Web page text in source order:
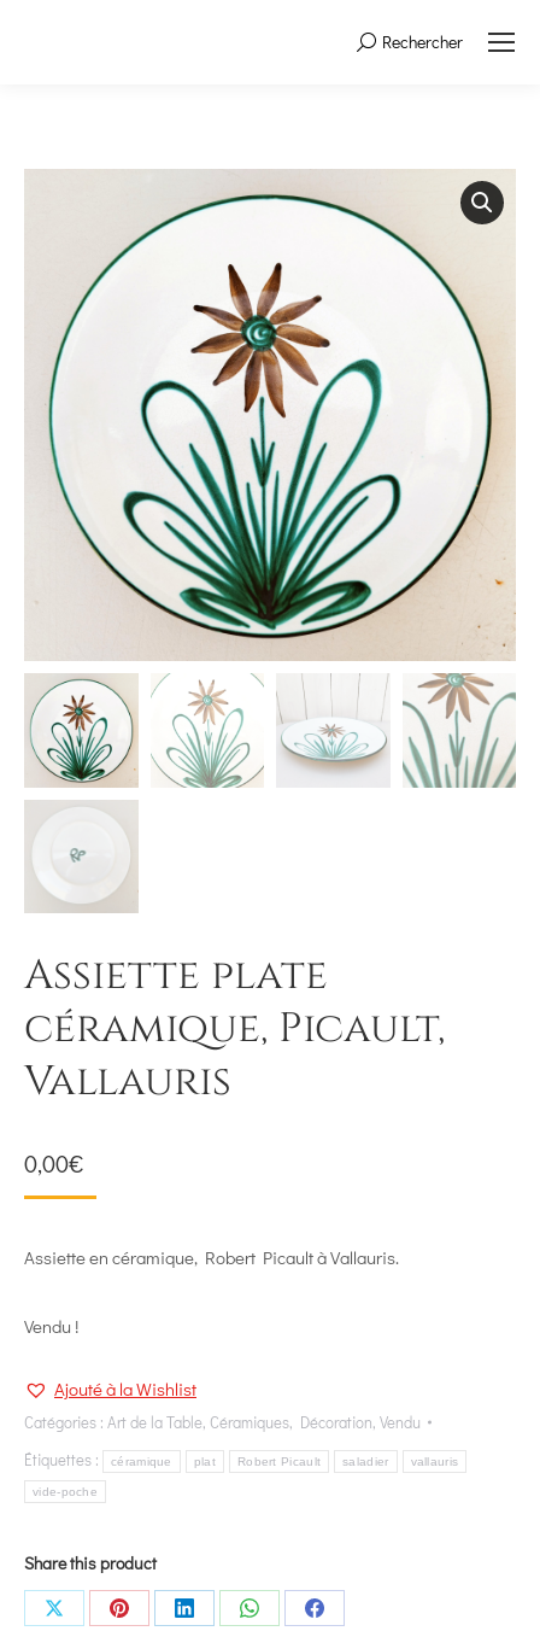
Search:Rechercher
Assiette plate
céramique, Picault,
Vallauris
0,00€
Assiette en céramique, Robert Picault à Vallauris.
Vendu !
Ajouté à la Wishlist
Catégories : Art de la Table, Céramiques, Décoration, Vendu
Étiquettes :
céramique plat Robert Picault saladier vallauris
vide-poche
Share this product
Share
Share
Share
Share
Share